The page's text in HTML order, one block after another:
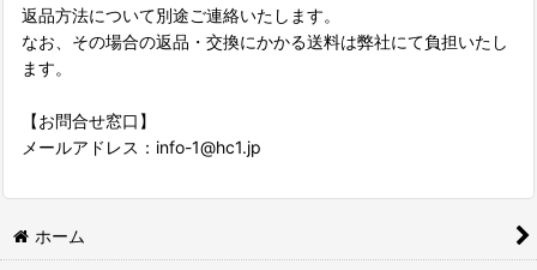
返品方法について別途ご連絡いたします。
なお、その場合の返品・交換にかかる送料は弊社にて負担いたし
ます。
【お問合せ窓口】
メールアドレス：info-1@hc1.jp
ホーム